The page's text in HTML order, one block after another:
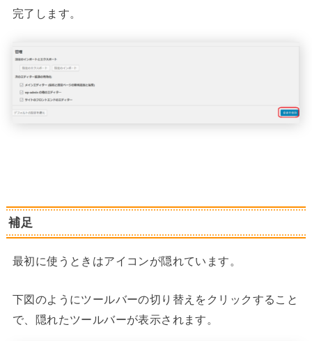
完了します。
補足
最初に使うときはアイコンが隠れています。
下図のようにツールバーの切り替えをクリックすること
で、隠れたツールバーが表示されます。